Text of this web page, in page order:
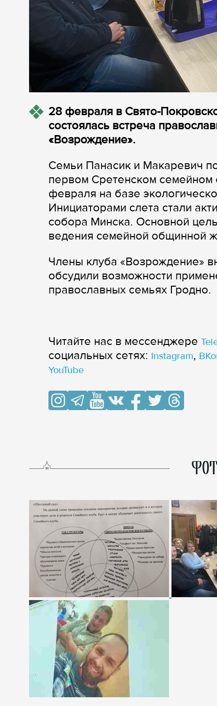
28 февраля в Свято-
состоялась встреча
«Возрождение».
Семьи Панасик и Макаревич
первом Сретенском семейном
февраля на базе
Инициаторами слета стали
собора Минска. Основной
ведения семейной общинной
Члены клуба «Возрождение»
обсудили возможности
православных семьях Гродно.
Читайте нас в мессенджере
cоциальных сетях: Instagram,
YouTube